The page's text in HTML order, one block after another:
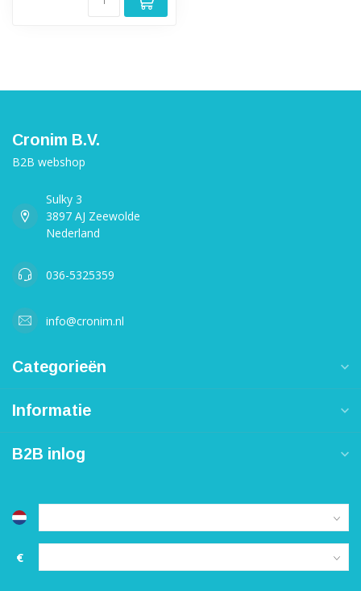
Cronim B.V.
B2B webshop
Sulky 3
3897 AJ Zeewolde
Nederland
036-5325359
info@cronim.nl
Categorieën
Informatie
B2B inlog
€